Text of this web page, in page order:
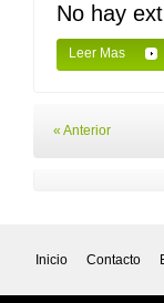
No hay
Leer Mas
« Anterior
Inicio Contacto